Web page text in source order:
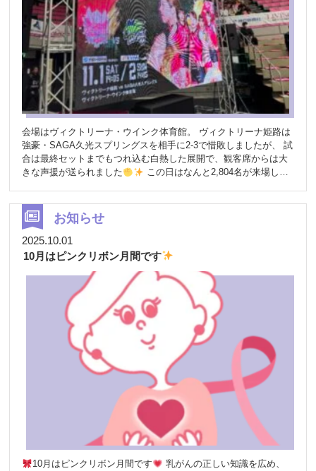
Day」はLINEでお知らせしていますのでこちらもぜひ
皆さまの
笑顔にたくさん出会えた、あたたかく楽しい1日でした
ご来場
いただき、本当にありがとうございました。また来年お会いでき
るのを楽しみにしています
また、YouTubeでぼうしやフェスタ
2025の裏側をアップしています
楽しい雰囲気が伝わればと思い
ますので、ぜひご覧ください
https://www.youtube.com/watch?
v=fUv4x_xFeUA
健康ステーション宮西
https://www.boushiya.co.jp/station/ 公式LINE
https://page.line.me/644jtczd?oat_content=url&openQrModal=true
会場はヴィクトリーナ・ウインク体育館。 ヴィクトリーナ姫路は
強豪・SAGA久光スプリングスを相手に2-3で惜敗しましたが、 試
合は最終セットまでもつれ込む白熱した展開で、観客席からは大
きな声援が送られました
この日はなんと2,804名が来場し、
合の様子はNHKでも中継され、多くの方にSVリーグの魅力が伝わ
る機会となりました。 試合の合間には、ピンクリボンアドバイザ
ーによる乳がん啓発活動も実施
し、乳がん検診の大切さを呼びかけました。 さらにインターバル
30日に開催される**「ぼうしやフェスタ」**のご案内もさせていた
また、ぼうしや薬局公式LINEからご応募いただい
た皆さまも多数ご来場くださり、 会場ではたくさんの笑顔と温か
い声援があふれていました(*^-^*) （☆︎公式LINEではこういったご
案内もしております！！公式LINEの追加は最後をご覧くださ
い。） 地域の皆さまとスポーツを通じて交流し、健康づくりを応
援できる時間となりました。 ぼうしや薬局は、今後も地域の皆さ
まの健康と笑顔を支える活動を続けてまいります。 スポーツやイ
ベントを通して、皆さまと「健康」や「予防」を楽しく考えるき
っかけを広げていければと思います。
ぼうしや公式LINEお友
QRコードをスキャン
お知らせ
2025.10.01
10月はピンクリボン月間です
10月はピンクリボン月間です
乳がんの正しい知識を広め、